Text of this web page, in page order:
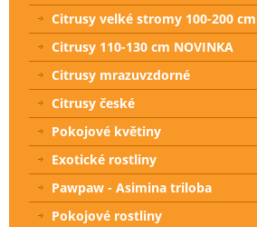
Citrusy velké stromy 100-200 cm
Citrusy 110-130 cm NOVINKA
Citrusy mrazuvzdorné
Citrusy české
Pokojové květiny
Exotické rostliny
Pawpaw - Asimina triloba
Pokojové rostliny